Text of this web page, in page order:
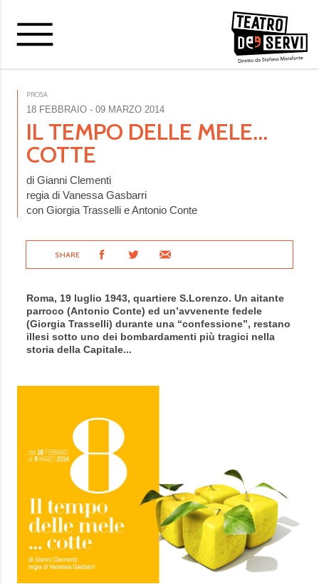
PROSA
18 FEBBRAIO - 09 MARZO 2014
IL TEMPO DELLE MELE...
COTTE
di Gianni Clementi
regia di Vanessa Gasbarri
con Giorgia Trasselli e Antonio Conte
SHARE
Roma, 19 luglio 1943, quartiere S.Lorenzo. Un aitante
parroco (Antonio Conte) ed un’avvenente fedele
(Giorgia Trasselli) durante una “confessione”, restano
illesi sotto uno dei bombardamenti più tragici nella
storia della Capitale...